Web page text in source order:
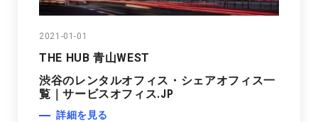
2021-01-01
THE HUB 青山WEST
渋谷のレンタルオフィス・シェアオフィス一
覧｜サービスオフィス.JP
詳細を見る